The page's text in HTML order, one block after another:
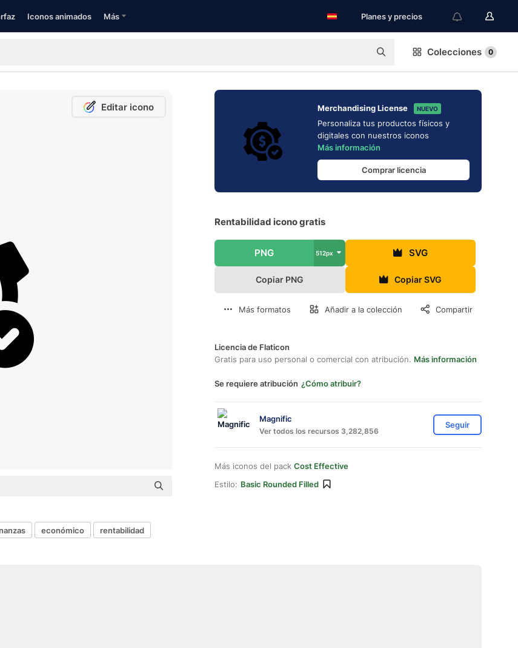
Iconos animados Más Planes y precios
Colecciones 0
Editar icono Merchandising License NUEVO
Personaliza tus productos físicos y
digitales con nuestros iconos
Más información
Comprar licencia
Rentabilidad icono gratis
PNG 512px SVG
Copiar PNG Copiar SVG
Más formatos Añadir a la colección Compartir
Licencia de Flaticon
Gratis para uso personal o comercial con atribución. Más información
Se requiere atribución ¿Cómo atribuir?
Magnific
Ver todos los recursos 3,282,856
Seguir
Más iconos del pack Cost Effective
Estilo: Basic Rounded Filled
económico rentabilidad